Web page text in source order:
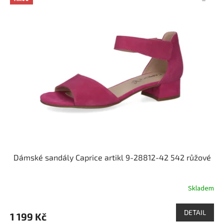
Dámské sandály Caprice artikl 9-28812-42 542 růžové
Skladem
1 199 Kč DETAIL